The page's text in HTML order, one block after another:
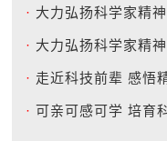
· 大力弘扬科学家精
· 大力弘扬科学家精
· 走近科技前辈 感悟
· 可亲可感可学 培育